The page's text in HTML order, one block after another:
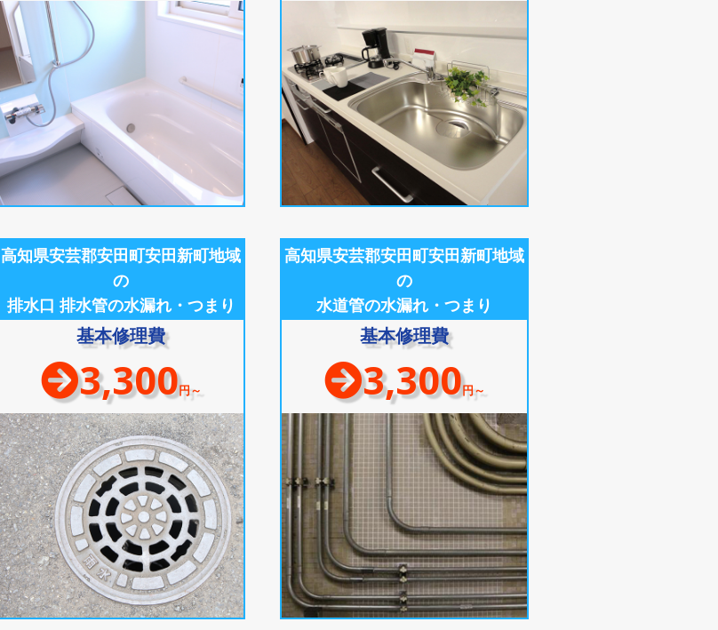
高知県安芸郡安田町安田新町地域
の
排水口 排水管の水漏れ・つまり
基本修理費
3,300円～
高知県安芸郡安田町安田新町地域
の
水道管の水漏れ・つまり
基本修理費
3,300円～